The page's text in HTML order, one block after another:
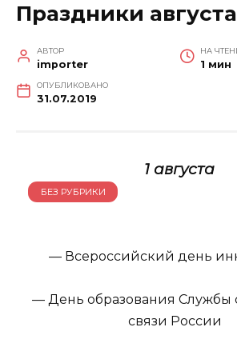
Праздники августa
АВТОР
importer
НА
1 мин
ОПУБЛИКОВАНО
31.07.2019
1 августа
БЕЗ РУБРИКИ
— Всероссийский день
— День образования Службы
связи России